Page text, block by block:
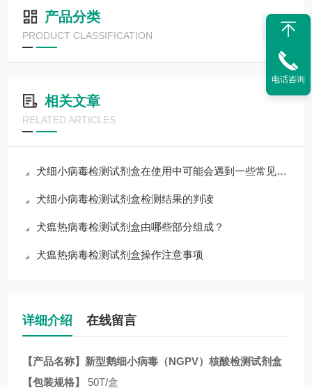
产品分类
PRODUCT CLASSIFICATION
相关文章
RELATED ARTICLES
犬细小病毒检测试剂盒在使用中可能会遇到一些常见问题
犬细小病毒检测试剂盒检测结果的判读
犬瘟热病毒检测试剂盒由哪些部分组成？
犬瘟热病毒检测试剂盒操作注意事项
详细介绍 在线留言
【产品名称】 新型鹅细小病毒（NGPV）核酸检测试剂盒
【包装规格】
50T/盒
电话咨询